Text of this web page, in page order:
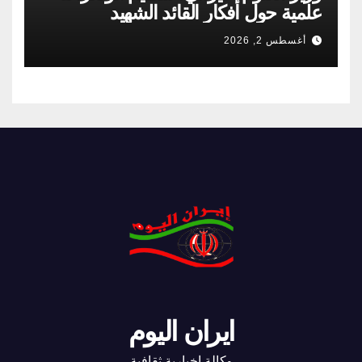
علمية حول أفكار القائد الشهيد
أغسطس 2, 2026
ايران اليوم